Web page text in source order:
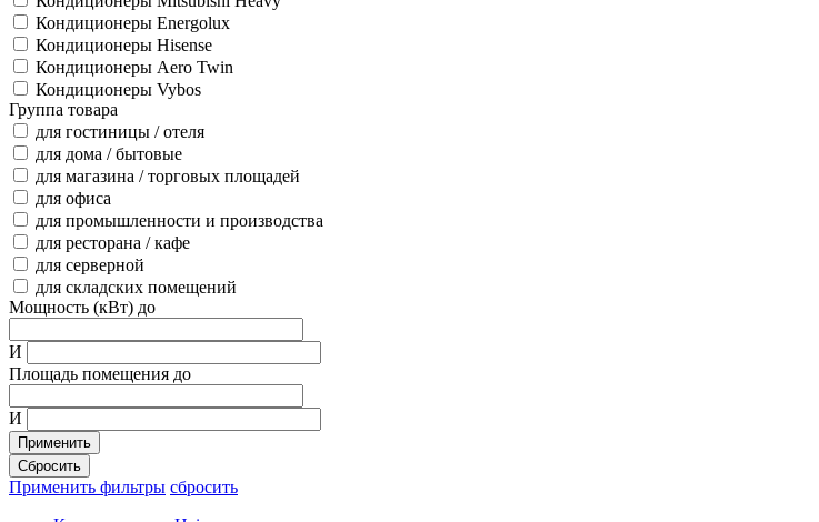
Кондиционеры Energolux
Кондиционеры Hisense
Кондиционеры Aero Twin
Кондиционеры Vybos
Группа товара
для гостиницы / отеля
для дома / бытовые
для магазина / торговых площадей
для офиса
для промышленности и производства
для ресторана / кафе
для серверной
для складских помещений
Мощность (кВт) до
И
Площадь помещения до
И
Применить
Сбросить
Применить фильтры сбросить